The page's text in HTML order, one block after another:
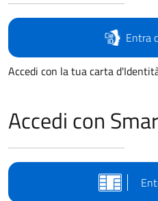
Entra
Accedi con la tua carta
Accedi con